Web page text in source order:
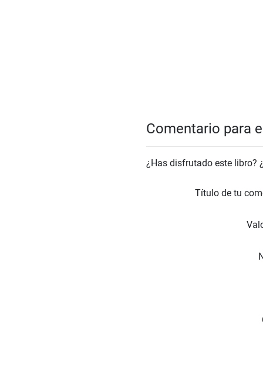
Comentario para
¿Has disfrutado este libro?
Título de tu